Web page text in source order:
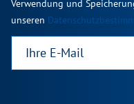
Verwendung und
unseren